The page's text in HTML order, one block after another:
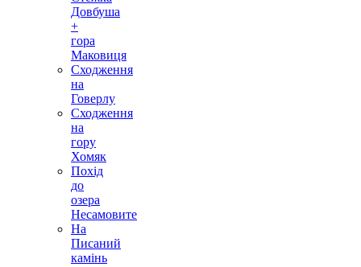
Довбуша
+
гора
Маковиця
Сходження
на
Говерлу
Сходження
на
гору
Хомяк
Похід
до
озера
Несамовите
На
Писаний
камінь